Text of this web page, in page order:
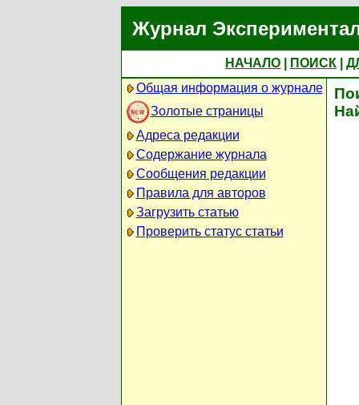
Журнал
НАЧАЛО ПОИСК
Общая информация о журнале
Золотые страницы
Адреса редакции
Содержание журнала
Сообщения редакции
Правила для авторов
Загрузить статью
Проверить статус статьи